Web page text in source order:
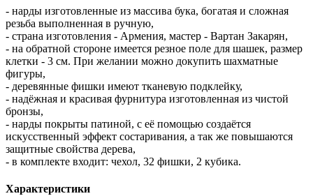
- нарды изготовленные из массива бука, богатая и сложная
резьба выполненная в ручную,
- страна изготовления - Армения, мастер - Вартан Закарян,
- на обратной стороне имеется резное поле для шашек, размер
клетки - 3 см. При желании можно докупить шахматные
фигуры,
- деревянные фишки имеют тканевую подклейку,
- надёжная и красивая фурнитура изготовленная из чистой
бронзы,
- нарды покрыты патиной, с её помощью создаётся
искусственный эффект состаривания, а так же повышаются
защитные свойства дерева,
- в комплекте входит: чехол, 32 фишки, 2 кубика.
Характеристики